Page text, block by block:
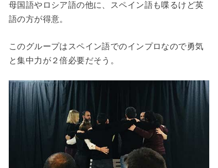
母国語やロシア語の他に、スペイン語も喋るけど英
語の方が得意。
このグループはスペイン語でのインプロなので勇気
と集中力が２倍必要だそう。